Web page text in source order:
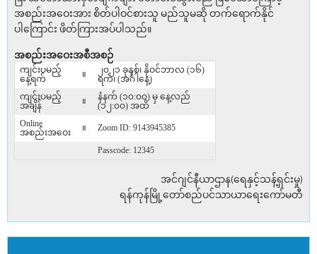
အစည်းအဝေးအား စိတ်ပါဝင်စားသူ မည်သူမဆို တက်ရောက်နိုင်
ပါ‌ကြောင်း ဖိတ်ကြားအပ်ပါသည်။
အစည်းအဝေးအစီအစဉ်
ကျင်းပမည့်
နေ့ရက်
။
၂၀၂၁ ခုနှစ်၊ နိုဝင်ဘာလ (၁၆)
ရက်၊ (အင်္ဂါနေ့)
ကျင်းပမည့်
အချိန်
။
နံနက် (၁၀:၀၀) မှ နေ့လည်
(၁၂:၀၀) အထိ
Online
အစည်းအဝေး
။ Zoom ID: 9143945385
Passcode: 12345
အင်ဂျင်နီယာဌာန(ရေနှင့်သန့်ရှင်းမှု)
ရန်ကုန်မြို့တော်စည်ပင်သာယာရေးကော်မတီ